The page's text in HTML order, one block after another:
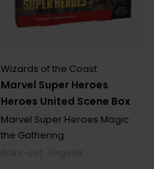
Marvel Super Heroes
Heroes United Scene Box
Wizards of the Coast
Marvel Super Heroes Magic
the Gathering